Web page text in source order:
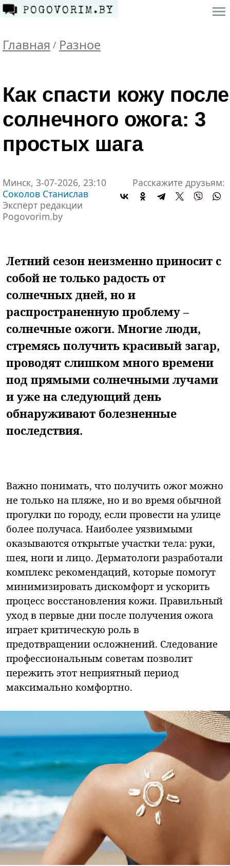
Главная / Разное
Как спасти кожу после
солнечного ожога: 3
простых шага
Минск, 3-07-2026, 23:10
Соколов Станислав
Эксперт редакции
Pogovorim.by
Расскажите друзьям:
Летний сезон неизменно приносит с
собой не только радость от
солнечных дней, но и
распространенную проблему –
солнечные ожоги. Многие люди,
стремясь получить красивый загар,
проводят слишком много времени
под прямыми солнечными лучами
и уже на следующий день
обнаруживают болезненные
последствия.
Важно понимать, что получить ожог можно
не только на пляже, но и во время обычной
прогулки по городу, если провести на улице
более получаса. Наиболее уязвимыми
оказываются открытые участки тела: руки,
шея, ноги и лицо. Дерматологи разработали
комплекс рекомендаций, которые помогут
минимизировать дискомфорт и ускорить
процесс восстановления кожи. Правильный
уход в первые дни после получения ожога
играет критическую роль в
предотвращении осложнений. Следование
профессиональным советам позволит
пережить этот неприятный период
максимально комфортно.